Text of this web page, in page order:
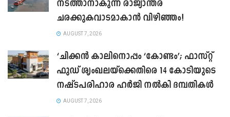
നടത്താനാകുന്ന രാജ്യാന്തര
ചരക്കുകവാടമാകാൻ വിഴിഞ്ഞം!
AUGUST 7, 2026
‘ചിക്കൻ കാലിനൊപ്പം ‘കോണ്ടം’; ഫാസ്റ്റ്
ഫുഡ് ശൃംഖലയ്ക്കെതിരെ 14 കോടിയുടെ
നഷ്ടപരിഹാര ഹർജി നൽകി ദമ്പതികൾ
AUGUST 7, 2026